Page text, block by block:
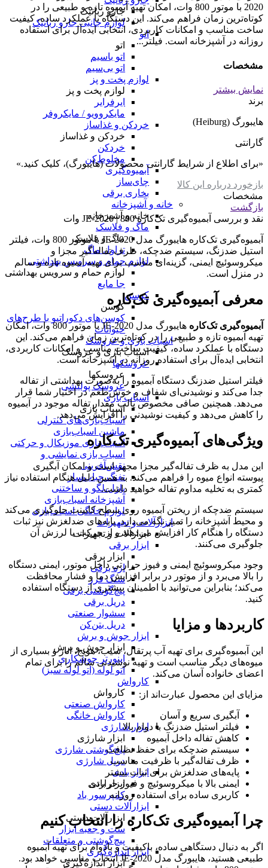
جارو رباتیک
لوازم جانبی جارو رباتیک
اتو
اتو
اتو باسیم
اتو بی‌سیم
لوازم پخت و پز
لوازم پخت و پز
ایرفرایر
مایکروویو / مایکروفر
خردکن و غذاساز
خردکن و غذاساز
خردکن
مخلوط‌کن
آبمیوه‌گیری
چای‌ساز
بخاری برقی
خانه و آشپزخانه
خانه و آشپزخانه
ماگ و فلاسک
ماگ و فلاسک
تراول ماگ
لوازم حمام و سرویس بهداشتی
لوازم حمام و سرویس بهداشتی
جا مایع
کوسن
کوسن
کوسن‌های دکوراتیو با طرح‌های
حیوانات
اسباب بازی و عروسک
اسباب بازی و عروسک
عروسکها
عروسکها
عروسک پولیشی
اسباب بازی
اسباب بازی
اسباب‌بازی‌های کنترلی
ماشین اسباب‌بازی
اسباب‌بازی موزیکال و حرکتی
اسباب بازی نمایشی و
نقش‌آفرینی
تفنگ حباب‌ساز
پازل،لگو و ساختنی
آشپزخانه اسباب‌بازی
لوازم خانگی اسباب‌بازی
ابزارآلات و تجهیزات
ابزارآلات و تجهیزات
ابزار برقی
ابزار برقی
اره برقی
سنگ فرز
پیچ‌گوشتی برقی
دریل برقی
سشوار صنعتی
دریل بتن‌کن
ابزار جوش و برش
ابزار جوش و برش
اینورتر جوشکاری
اتو لوله (اتو لوله سبز)
کارواش
کارواش
کارواش صنعتی
کارواش خانگی
ابزار شارژی
ابزار شارژی
پیچ‌گوشتی شارژی
دریل شارژی
ابزار بادی
ابزار بادی
کمپرسور باد
ابزارآلات دستی
ابزارآلات دستی
ست و جعبه ابزار
پیچ‌گوشتی و متعلقات
ابزار اندازه‌گیری
ابزار اندازه‌گیری
2020 با موتور 800 وات، امکان تهیه آبمیوه تازه و طبیعی را در
کوتاه‌ترین زمان فراهم می‌کند. این دستگاه با عملکرد ساده، کیفیت
ساخت مناسب و امکانات کاربردی، انتخابی ایده‌آل برای استفاده
روزانه در آشپزخانه است. فیلتر...
مشخصات
نمایش بیشتر
برند
هایبورگ (Heiburg)
گارانتی
«برای اطلاع از شرایط گارانتی محصولات (هایبورگ)، کلیک کنید.»
بازخورد درباره این کالا
مشخصات
بازگشت
نقد و بررسی آبمیوه‌گیری تک‌کاره JE-2020 | 800 وات
آبمیوه‌گیری تک‌کاره هایبورگ مدل JE-2020 با موتور 800 وات، فیلتر
استیل ضدزنگ، سیستم ضدچکه، ظرف تفاله‌گیر مجزا و
میکروسوئیچ ایمنی، گزینه‌ای مناسب برای تهیه آبمیوه تازه و سالم
در منزل است.
معرفی آبمیوه‌گیری تک‌کاره
آبمیوه‌گیری تک‌کاره
هایبورگ مدل JE-2020 با موتور 800 وات، امکان
تهیه آبمیوه تازه و طبیعی را در کوتاه‌ترین زمان فراهم می‌کند. این
دستگاه با عملکرد ساده، کیفیت ساخت مناسب و امکانات کاربردی،
انتخابی ایده‌آل برای استفاده روزانه در آشپزخانه است.
فیلتر استیل ضدزنگ دستگاه آبمیوه را به‌صورت بهداشتی از تفاله
جدا می‌کند و نوشیدنی‌ای شفاف و خوش‌طعم در اختیار شما قرار
می‌دهد. همچنین صافی مخصوص پالپ مقدار تفاله موجود در آبمیوه
را کاهش می‌دهد و کیفیت نوشیدنی را افزایش می‌دهد.
ویژگی‌های آبمیوه‌گیری تک‌کاره
این مدل به ظرف تفاله‌گیر مجزا مجهز است و امکان آبگیری
پیوسته انواع میوه را فراهم می‌کند. به همین دلیل هنگام استفاده نیاز
کمتری به تخلیه مداوم تفاله خواهید داشت.
سیستم ضدچکه از ریختن آبمیوه روی سطح کابینت جلوگیری می‌کند
و محیط آشپزخانه را تمیز نگه می‌دارد. پایه‌های ضدلغزش نیز ثبات
دستگاه را هنگام کار افزایش می‌دهند و از حرکت یا لرزش آن
جلوگیری می‌کنند.
وجود میکروسوئیچ ایمنی و فیوز حرارتی داخل موتور، ایمنی دستگاه
را بالا می‌برد و از موتور در برابر افزایش دما و فشار محافظت
می‌کند؛ بنابراین می‌توانید با اطمینان بیشتری از دستگاه استفاده
کنید.
کاربردها و مزایا
این آبمیوه‌گیری برای تهیه آب پرتقال، سیب، هویج، انار و بسیاری از
میوه‌های دیگر مناسب است و تهیه نوشیدنی سالم را برای تمام
اعضای خانواده آسان می‌کند.
مزایای این محصول عبارت‌اند از:
آبگیری سریع و آسان
فیلتر استیل ضدزنگ با دوام بالا
کاهش تفاله داخل آبمیوه
سیستم ضدچکه برای حفظ نظافت
ظرف تفاله‌گیر با ظرفیت مناسب
پایه‌های ضدلغزش برای ثبات بیشتر
ایمنی بالا با میکروسوئیچ و فیوز حرارتی
کاربری ساده برای استفاده روزانه
چرا آبمیوه‌گیری تک‌کاره را انتخاب کنیم
اگر به دنبال دستگاهی ساده، باکیفیت و بادوام برای تهیه آبمیوه
طبیعی هستید، هایبورگ مدل JE-2020 انتخاب مناسبی خواهد بود.